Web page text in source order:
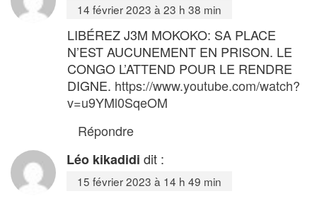
14 février 2023 à 23 h 38 min
LIBÉREZ J3M MOKOKO: SA PLACE
N’EST AUCUNEMENT EN PRISON. LE
CONGO L’ATTEND POUR LE RENDRE
DIGNE. https://www.youtube.com/watch?
v=u9YMl0SqeOM
Répondre
Léo kikadidi dit :
15 février 2023 à 14 h 49 min